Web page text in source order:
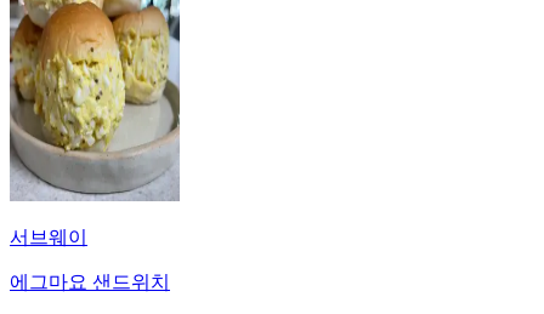
서브웨이
에그마요 샌드위치